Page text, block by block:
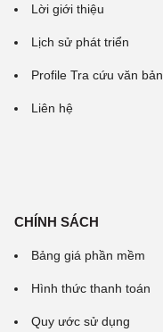
Lời giới thiệu
Lịch sử phát triển
Profile Tra cứu văn bản
Liên hệ
CHÍNH SÁCH
Bảng giá phần mềm
Hình thức thanh toán
Quy ước sử dụng